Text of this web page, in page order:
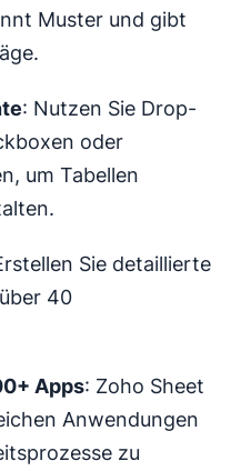
Muster und gibt
: Nutzen Sie Drop-
oder
um Tabellen
Sie detaillierte
40
Apps: Zoho Sheet
Anwendungen
zu